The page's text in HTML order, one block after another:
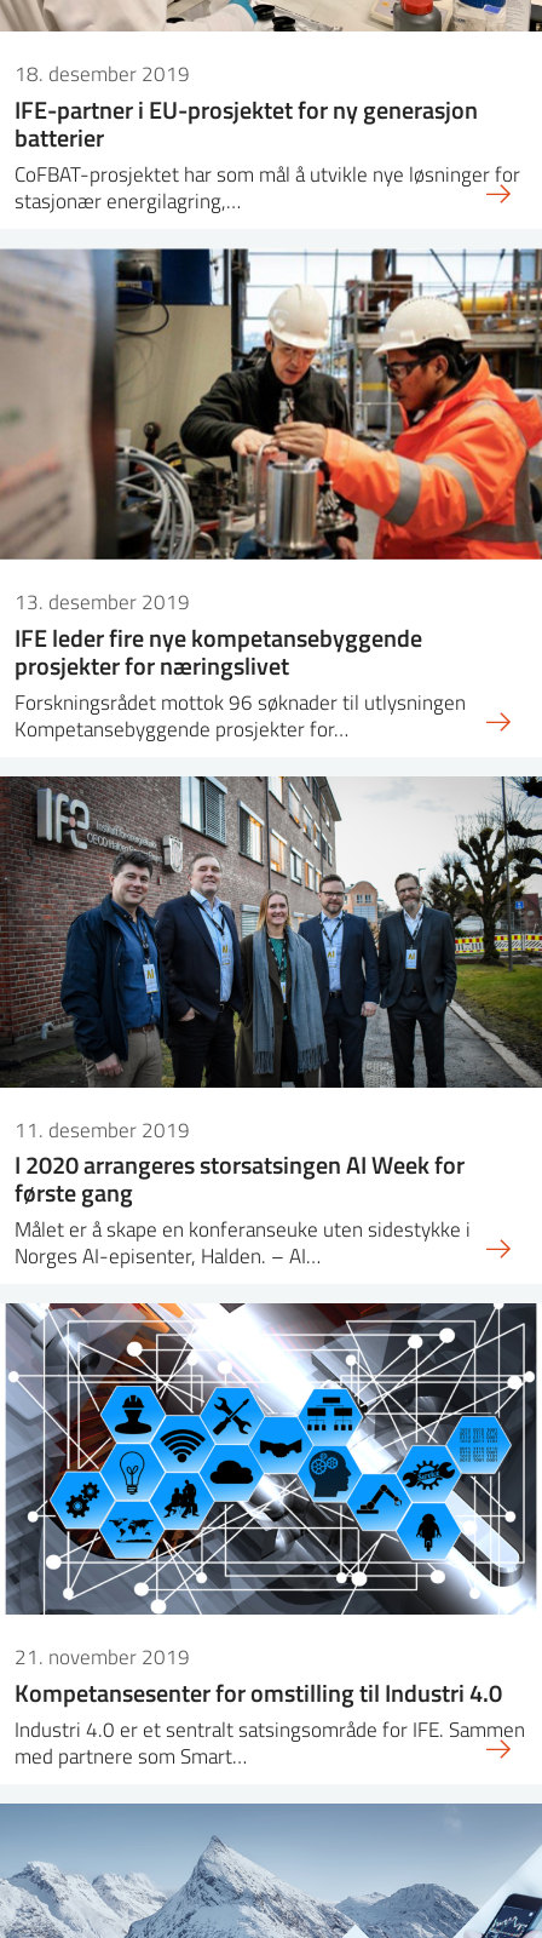
18. desember 2019
IFE-partner i EU-prosjektet for ny generasjon
batterier
CoFBAT-prosjektet har som mål å utvikle nye løsninger for
stasjonær energilagring,…
13. desember 2019
IFE leder fire nye kompetansebyggende
prosjekter for næringslivet
Forskningsrådet mottok 96 søknader til utlysningen
Kompetansebyggende prosjekter for…
11. desember 2019
I 2020 arrangeres storsatsingen AI Week for
første gang
Målet er å skape en konferanseuke uten sidestykke i
Norges AI-episenter, Halden. – AI…
21. november 2019
Kompetansesenter for omstilling til Industri 4.0
Industri 4.0 er et sentralt satsingsområde for IFE. Sammen
med partnere som Smart…